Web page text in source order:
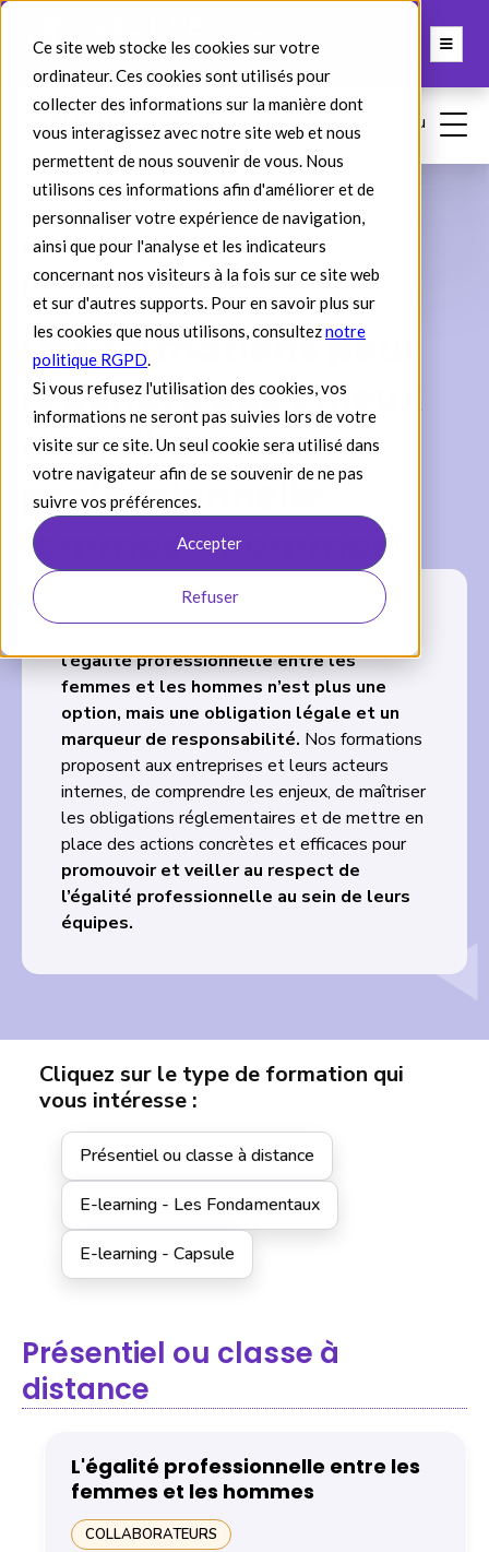
Ce site web stocke les cookies sur votre
ordinateur. Ces cookies sont utilisés pour
collecter des informations sur la manière dont
vous interagissez avec notre site web et nous
permettent de nous souvenir de vous. Nous
utilisons ces informations afin d'améliorer et de
personnaliser votre expérience de navigation,
ainsi que pour l'analyse et les indicateurs
concernant nos visiteurs à la fois sur ce site web
et sur d'autres supports. Pour en savoir plus sur
les cookies que nous utilisons, consulteznotre
politique RGPD.
Si vous refusez l'utilisation des cookies, vos
informations ne seront pas suivies lors de votre
visite sur ce site. Un seul cookie sera utilisé dans
votre navigateur afin de se souvenir de ne pas
suivre vos préférences.
Accepter
Refuser
Formations Égalité
professionnelle
Des formations pour
répondre aux enjeux
d'égalité
professionnelle
femmes - hommes
Dans un contexte où les entreprises sont de
l’égalité professionnelle entre les
femmes et les hommes n’est plus une
option, mais une obligation légale et un
marqueur de responsabilité. Nos formations
proposent aux entreprises et leurs acteurs
internes, de comprendre les enjeux, de maîtriser
les obligations réglementaires et de mettre en
place des actions concrètes et efficaces pour
promouvoir et veiller au respect de
l’égalité professionnelle au sein de leurs
équipes.
Cliquez sur le type de formation qui
vous intéresse :
Présentiel ou classe à distance
E-learning - Les Fondamentaux
E-learning - Capsule
Présentiel ou classe à
distance
L'égalité professionnelle entre les
femmes et les hommes
COLLABORATEURS